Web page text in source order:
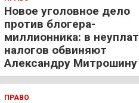
Новое уголовное дело
против блогера-
миллионника: в
налогов обвиняют
Александру Митрошину
ПРАВО